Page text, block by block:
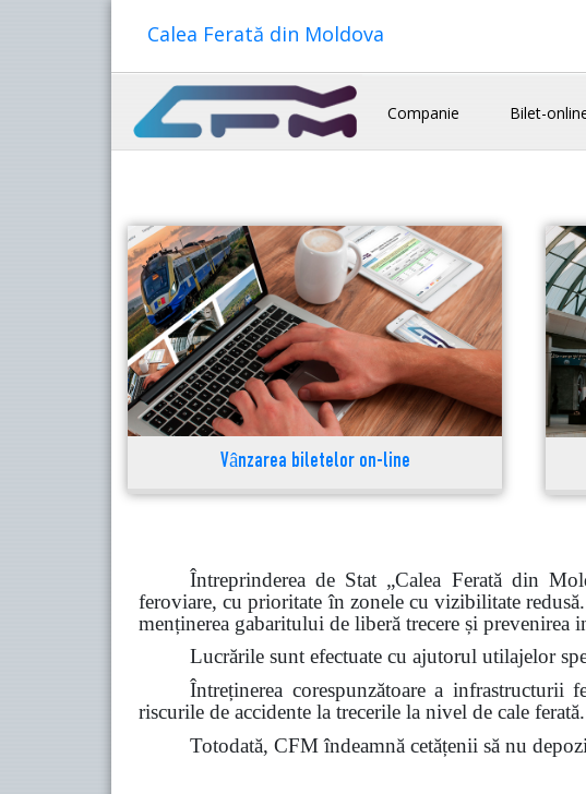
Calea Ferată din Moldova
Companie Bilet-
Vânzarea biletelor on-line
Întreprinderea de Stat „Calea Ferată din
feroviare, cu prioritate în zonele cu vizibilitate
menținerea gabaritului de liberă trecere și prevenirea
Lucrările sunt efectuate cu ajutorul utilajelor
Întreținerea corespunzătoare a
riscurile de accidente la trecerile la nivel de cale ferată.
Totodată, CFM îndeamnă cetățenii să nu